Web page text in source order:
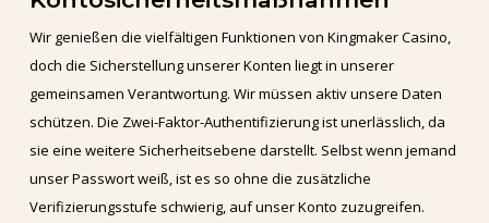
Wir genießen die vielfältigen Funktionen von Kingmaker Casino,
doch die Sicherstellung unserer Konten liegt in unserer
gemeinsamen Verantwortung. Wir müssen aktiv unsere Daten
schützen. Die Zwei-Faktor-Authentifizierung ist unerlässlich, da
sie eine weitere Sicherheitsebene darstellt. Selbst wenn jemand
unser Passwort weiß, ist es so ohne die zusätzliche
Verifizierungsstufe schwierig, auf unser Konto zuzugreifen.